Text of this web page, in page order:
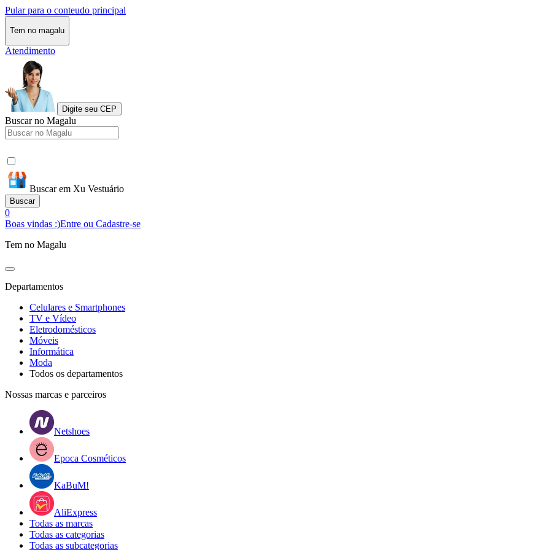
Pular para o conteudo principal
Tem no magalu
Atendimento
Digite seu CEP
Buscar no Magalu
Buscar em Xu Vestuário
Buscar
0
Boas vindas :)Entre ou Cadastre-se
Tem no Magalu
Departamentos
Celulares e Smartphones
TV e Vídeo
Eletrodomésticos
Móveis
Informática
Moda
Todos os departamentos
Nossas marcas e parceiros
Netshoes
Epoca Cosméticos
KaBuM!
AliExpress
Todas as marcas
Todas as categorias
Todas as subcategorias